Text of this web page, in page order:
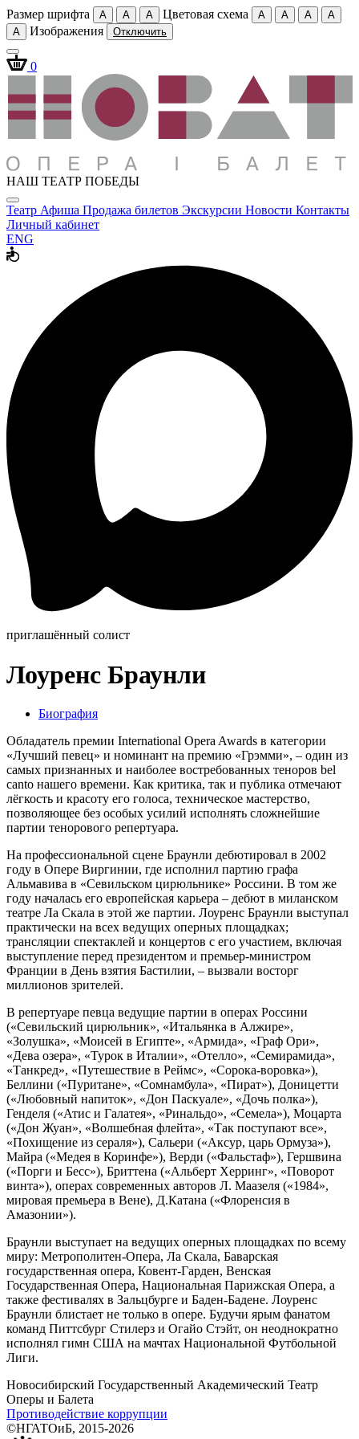
Размер шрифта A A A Цветовая схема A A A
A
A
Изображения Отключить
0
НАШ ТЕАТР ПОБЕДЫ
Театр Афиша Продажа билетов Экскурсии Новости Контакты
Личный кабинет
ENG
приглашённый солист
Лоуренс Браунли
Биография
Обладатель премии International Opera Awards в категории
«Лучший певец» и номинант на премию «Грэмми», – один из
самых признанных и наиболее востребованных теноров bel
canto нашего времени. Как критика, так и публика отмечают
лёгкость и красоту его голоса, техническое мастерство,
позволяющее без особых усилий исполнять сложнейшие
партии тенорового репертуара.
На профессиональной сцене Браунли дебютировал в 2002
году в Опере Виргинии, где исполнил партию графа
Альмавива в «Севильском цирюльнике» Россини. В том же
году началась его европейская карьера – дебют в миланском
театре Ла Скала в этой же партии. Лоуренс Браунли выступал
практически на всех ведущих оперных площадках;
трансляции спектаклей и концертов с его участием, включая
выступление перед президентом и премьер-министром
Франции в День взятия Бастилии, – вызвали восторг
миллионов зрителей.
В репертуаре певца ведущие партии в операх Россини
(«Севильский цирюльник», «Итальянка в Алжире»,
«Золушка», «Моисей в Египте», «Армида», «Граф Ори»,
«Дева озера», «Турок в Италии», «Отелло», «Семирамида»,
«Танкред», «Путешествие в Реймс», «Сорока-воровка»),
Беллини («Пуритане», «Сомнамбула», «Пират»), Доницетти
(«Любовный напиток», «Дон Паскуале», «Дочь полка»),
Генделя («Атис и Галатея», «Ринальдо», «Семела»), Моцарта
(«Дон Жуан», «Волшебная флейта», «Так поступают все»,
«Похищение из сераля»), Сальери («Аксур, царь Ормуза»),
Майра («Медея в Коринфе»), Верди («Фальстаф»), Гершвина
(«Порги и Бесс»), Бриттена («Альберт Херринг», «Поворот
винта»), операх современных авторов Л. Маазеля («1984»,
мировая премьера в Вене), Д.Катана («Флоренсия в
Амазонии»).
Браунли выступает на ведущих оперных площадках по всему
миру: Метрополитен-Опера, Ла Скала, Баварская
государственная опера, Ковент-Гарден, Венская
Государственная Опера, Национальная Парижская Опера, а
также фестивалях в Зальцбурге и Баден-Бадене. Лоуренс
Браунли блистает не только в опере. Будучи ярым фанатом
команд Питтсбург Стилерз и Огайо Стэйт, он неоднократно
исполнял гимн США на мачтах Национальной Футбольной
Лиги.
Новосибирский Государственный Академический Театр
Оперы и Балета
Противодействие коррупции
©НГАТОиБ, 2015-2026